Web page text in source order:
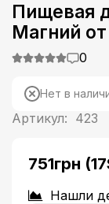
Пищевая
Магний
0
Нет в
Артикул: 423
751грн
Нашли